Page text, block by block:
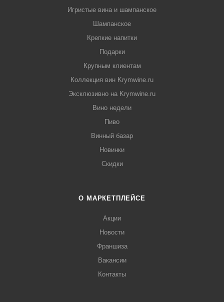
Игристые вина и шампанское
Шампанское
Крепкие напитки
Подарки
Крупным клиентам
Коллекция вин Krymwine.ru
Эксклюзивно на Krymwine.ru
Вино недели
Пиво
Винный базар
Новинки
Скидки
О МАРКЕТПЛЕЙСЕ
Акции
Новости
Франшиза
Вакансии
Контакты